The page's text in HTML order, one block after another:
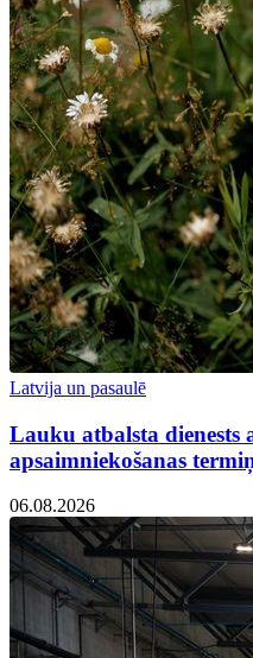
Latvija un pasaulē
Lauku atbalsta dienests
apsaimniekošanas
06.08.2026